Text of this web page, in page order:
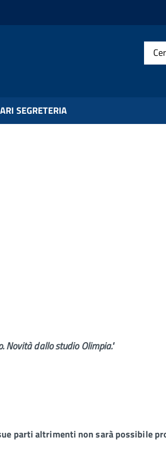
SEGRETERIA
Novità dallo studio Olimpia."
parti altrimenti non sarà possibile